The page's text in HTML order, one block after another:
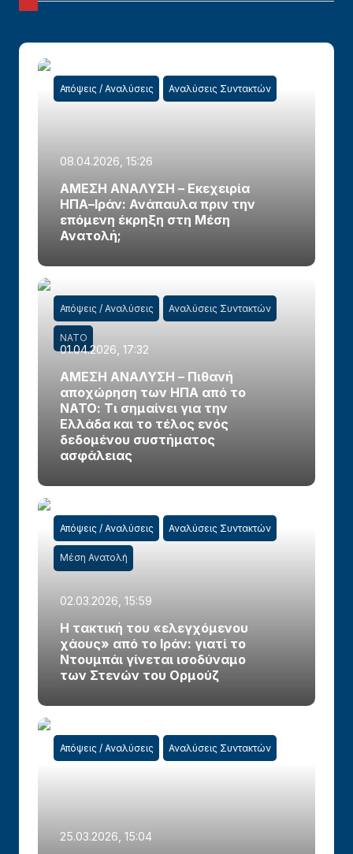
Απόψεις / Αναλύσεις Αναλύσεις Συντακτών
08.04.2026, 15:26
ΑΜΕΣΗ ΑΝΑΛΥΣΗ – Εκεχειρία
ΗΠΑ–Ιράν: Ανάπαυλα πριν την
επόμενη έκρηξη στη Μέση
Ανατολή;
Απόψεις / Αναλύσεις Αναλύσεις Συντακτών
ΝΑΤΟ
01.04.2026, 17:32
ΑΜΕΣΗ ΑΝΑΛΥΣΗ – Πιθανή
αποχώρηση των ΗΠΑ από το
ΝΑΤΟ: Τι σημαίνει για την
Ελλάδα και το τέλος ενός
δεδομένου συστήματος
ασφάλειας
Απόψεις / Αναλύσεις Αναλύσεις Συντακτών
Μέση Ανατολή
02.03.2026, 15:59
Η τακτική του «ελεγχόμενου
χάους» από το Ιράν: γιατί το
Ντουμπάι γίνεται ισοδύναμο
των Στενών του Ορμούζ
Απόψεις / Αναλύσεις Αναλύσεις Συντακτών
25.03.2026, 15:04